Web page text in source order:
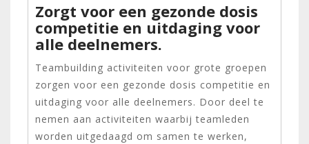
Zorgt voor een gezonde dosis
competitie en uitdaging voor
alle deelnemers.
Teambuilding activiteiten voor grote groepen
zorgen voor een gezonde dosis competitie en
uitdaging voor alle deelnemers. Door deel te
nemen aan activiteiten waarbij teamleden
worden uitgedaagd om samen te werken,